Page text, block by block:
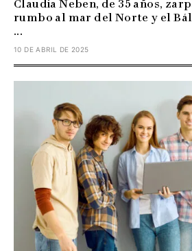
Claudia Neben, de 35 años,
rumbo al mar del Norte y el
...
10 DE ABRIL DE 2025